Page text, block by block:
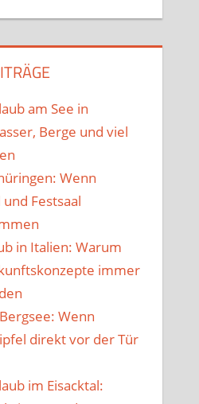
am See in
Berge und viel
Wenn
Festsaal
in Italien: Warum
immer
Wenn
direkt vor der Tür
im Eisacktal: